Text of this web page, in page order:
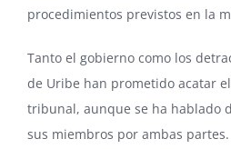
procedimientos previstos en la
Tanto el gobierno como los
de Uribe han prometido acatar
tribunal, aunque se ha hablado
sus miembros por ambas